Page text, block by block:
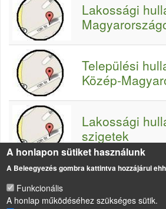
Lakossági
Települési
Közép-
Lakossági
szigetek
A honlapon sütiket használunk
A Beleegyezés gombra kattintva hozzájárul
Funkcionális
A honlap működéséhez szükséges sütik.